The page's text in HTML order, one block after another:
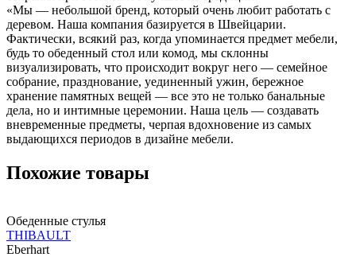
«Мы — небольшой бренд, который очень любит работать с
деревом. Наша компания базируется в Швейцарии.
Фактически, всякий раз, когда упоминается предмет мебели,
будь то обеденный стол или комод, мы склонны
визуализировать, что происходит вокруг него — семейное
собрание, празднование, уединенный ужин, бережное
хранение памятных вещей — все это не только банальные
дела, но и интимные церемонии. Наша цель — создавать
вневременные предметы, черпая вдохновение из самых
выдающихся периодов в дизайне мебели.
Похожие товары
Обеденные стулья
THIBAULT
Eberhart